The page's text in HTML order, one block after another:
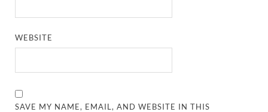
WEBSITE
SAVE MY NAME, EMAIL, AND WEBSITE IN THIS